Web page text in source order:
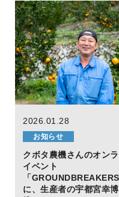
2026.01.28
お知らせ
クボタ農機さんのオン
イベント
「GROUNDBREAKERS
に、生産者の宇都宮幸